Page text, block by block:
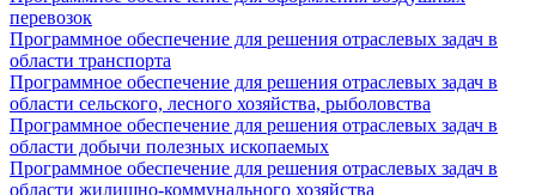
перевозок
Программное обеспечение для решения отраслевых задач в
области транспорта
Программное обеспечение для решения отраслевых задач в
области сельского, лесного хозяйства, рыболовства
Программное обеспечение для решения отраслевых задач в
области добычи полезных ископаемых
Программное обеспечение для решения отраслевых задач в
области жилищно-коммунального хозяйства